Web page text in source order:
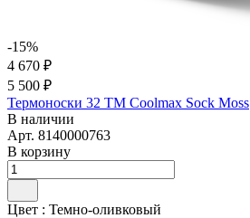
-15%
4 670 ₽
5 500 ₽
Термоноски 32 TM Coolmax Sock Moss
В наличии
Арт. 8140000763
В корзину
Цвет : Темно-оливковый